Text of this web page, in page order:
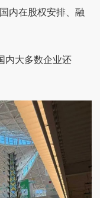
内在股权安排、融
内大多数企业还